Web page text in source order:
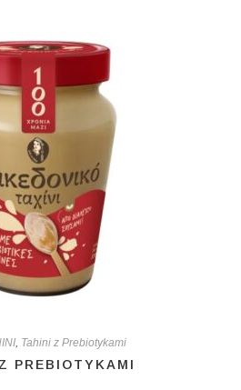
, Tahini z Prebiotykami
PREBIOTYKAMI